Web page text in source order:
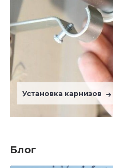
Установка карнизов
Блог